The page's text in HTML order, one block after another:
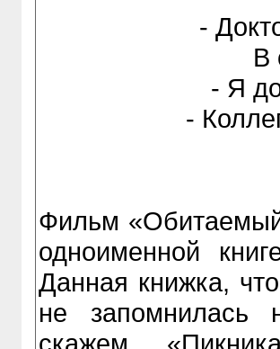
-
В
- Я
-
Фильм
одноименной
Данная книжка,
не запомнилась